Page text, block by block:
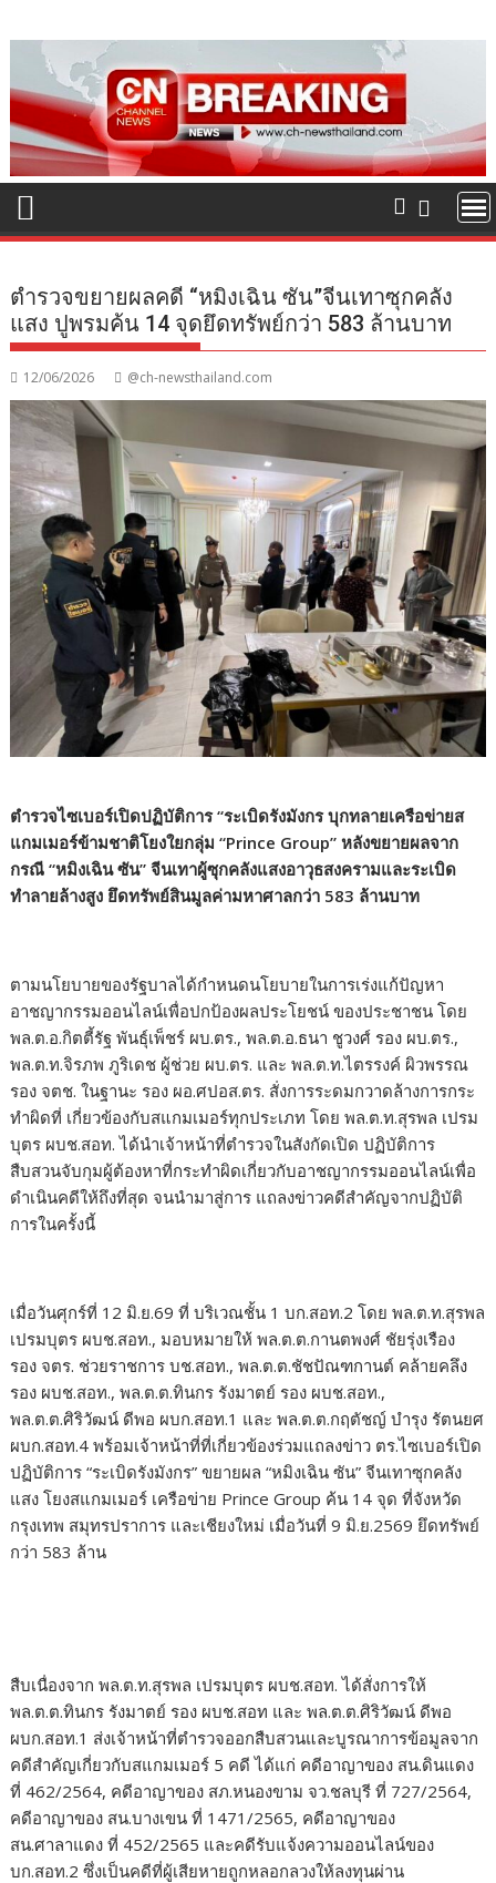
to
content
ตำรวจขยายผลคดี “หมิงเฉิน ซัน”จีนเทาซุกคลัง
แสง ปูพรมค้น 14 จุดยึดทรัพย์กว่า 583 ล้านบาท
12/06/2026 @ch-newsthailand.com
ตำรวจไซเบอร์เปิดปฏิบัติการ “ระเบิดรังมังกร บุกทลายเครือข่ายส
แกมเมอร์ข้ามชาติโยงใยกลุ่ม “Prince Group” หลังขยายผลจาก
กรณี “หมิงเฉิน ซัน” จีนเทาผู้ซุกคลังแสงอาวุธสงครามและระเบิด
ทำลายล้างสูง ยึดทรัพย์สินมูลค่ามหาศาลกว่า 583 ล้านบาท
ตามนโยบายของรัฐบาลได้กำหนดนโยบายในการเร่งแก้ปัญหา
อาชญากรรมออนไลน์เพื่อปกป้องผลประโยชน์ ของประชาชน โดย
พล.ต.อ.กิตตี้รัฐ พันธุ์เพ็ชร์ ผบ.ตร., พล.ต.อ.ธนา ชูวงศ์ รอง ผบ.ตร.,
พล.ต.ท.จิรภพ ภูริเดช ผู้ช่วย ผบ.ตร. และ พล.ต.ท.ไตรรงค์ ผิวพรรณ
รอง จตช. ในฐานะ รอง ผอ.ศปอส.ตร. สั่งการระดมกวาดล้างการกระ
ทำผิดที่ เกี่ยวข้องกับสแกมเมอร์ทุกประเภท โดย พล.ต.ท.สุรพล เปรม
บุตร ผบช.สอท. ได้นำเจ้าหน้าที่ตำรวจในสังกัดเปิด ปฏิบัติการ
สืบสวนจับกุมผู้ต้องหาที่กระทำผิดเกี่ยวกับอาชญากรรมออนไลน์เพื่อ
ดำเนินคดีให้ถึงที่สุด จนนำมาสู่การ แถลงข่าวคดีสำคัญจากปฏิบัติ
การในครั้งนี้
เมื่อวันศุกร์ที่ 12 มิ.ย.69 ที่ บริเวณชั้น 1 บก.สอท.2 โดย พล.ต.ท.สุรพล
เปรมบุตร ผบช.สอท., มอบหมายให้ พล.ต.ต.กานตพงศ์ ชัยรุ่งเรือง
รอง จตร. ช่วยราชการ บช.สอท., พล.ต.ต.ชัชปัณฑกานต์ คล้ายคลึง
รอง ผบช.สอท., พล.ต.ต.ทินกร รังมาตย์ รอง ผบช.สอท.,
พล.ต.ต.ศิริวัฒน์ ดีพอ ผบก.สอท.1 และ พล.ต.ต.กฤตัชญ์ บำรุง รัตนยศ
ผบก.สอท.4 พร้อมเจ้าหน้าที่ที่เกี่ยวข้องร่วมแถลงข่าว ตร.ไซเบอร์เปิด
ปฏิบัติการ “ระเบิดรังมังกร” ขยายผล “หมิงเฉิน ซัน” จีนเทาซุกคลัง
แสง โยงสแกมเมอร์ เครือข่าย Prince Group ค้น 14 จุด ที่จังหวัด
กรุงเทพ สมุทรปราการ และเชียงใหม่ เมื่อวันที่ 9 มิ.ย.2569 ยึดทรัพย์
กว่า 583 ล้าน
สืบเนื่องจาก พล.ต.ท.สุรพล เปรมบุตร ผบช.สอท. ได้สั่งการให้
พล.ต.ต.ทินกร รังมาตย์ รอง ผบช.สอท และ พล.ต.ต.ศิริวัฒน์ ดีพอ
ผบก.สอท.1 ส่งเจ้าหน้าที่ตำรวจออกสืบสวนและบูรณาการข้อมูลจาก
คดีสำคัญเกี่ยวกับสแกมเมอร์ 5 คดี ได้แก่ คดีอาญาของ สน.ดินแดง
ที่ 462/2564, คดีอาญาของ สภ.หนองขาม จว.ชลบุรี ที่ 727/2564,
คดีอาญาของ สน.บางเขน ที่ 1471/2565, คดีอาญาของ
สน.ศาลาแดง ที่ 452/2565 และคดีรับแจ้งความออนไลน์ของ
บก.สอท.2 ซึ่งเป็นคดีที่ผู้เสียหายถูกหลอกลวงให้ลงทุนผ่าน